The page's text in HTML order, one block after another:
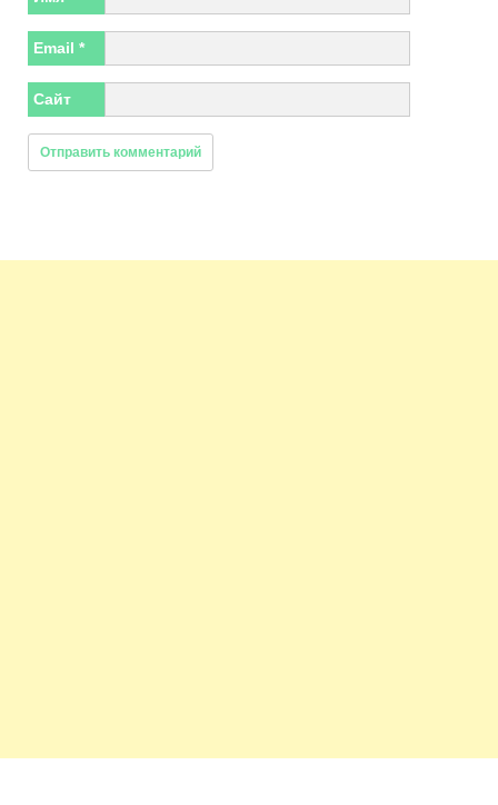
Email *
Сайт